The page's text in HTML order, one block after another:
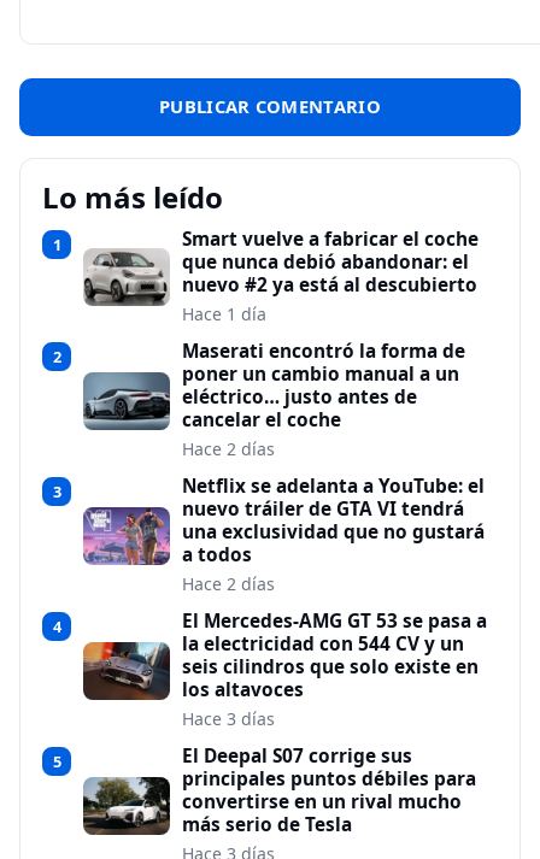
Lo más leído
1
Smart vuelve a fabricar el coche
que nunca debió abandonar: el
nuevo #2 ya está al descubierto
Hace 1 día
2
Maserati encontró la forma de
poner un cambio manual a un
eléctrico… justo antes de
cancelar el coche
Hace 2 días
3
Netflix se adelanta a YouTube: el
nuevo tráiler de GTA VI tendrá
una exclusividad que no gustará
a todos
Hace 2 días
4
El Mercedes-AMG GT 53 se pasa a
la electricidad con 544 CV y un
seis cilindros que solo existe en
los altavoces
Hace 3 días
5
El Deepal S07 corrige sus
principales puntos débiles para
convertirse en un rival mucho
más serio de Tesla
Hace 3 días